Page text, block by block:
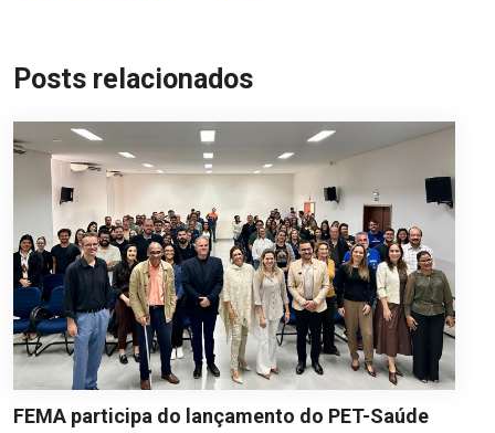
Posts relacionados
FEMA participa do lançamento do PET-Saúde